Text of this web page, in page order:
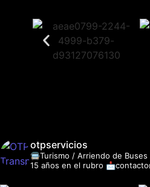
otpservicios
🚍Turismo / Arriendo de Buses
15 años en el rubro